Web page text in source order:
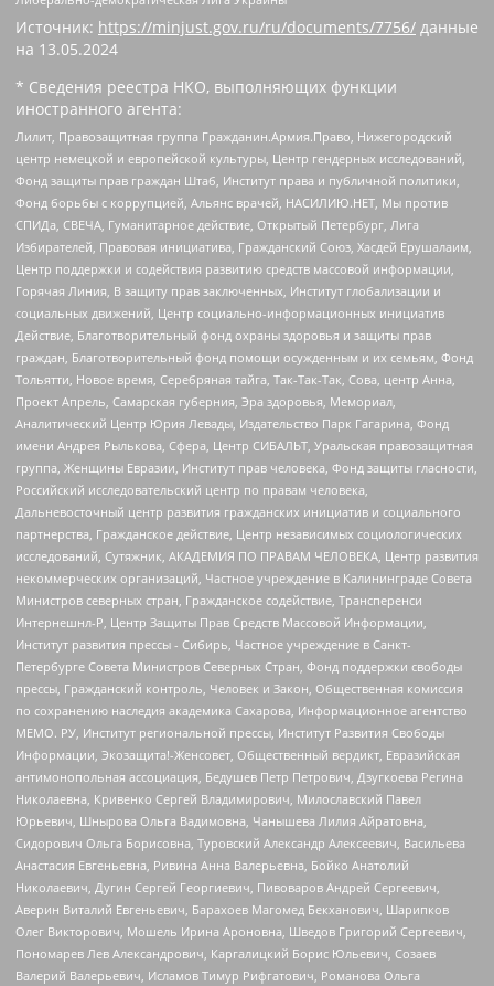
Источник: https://minjust.gov.ru/ru/documents/7756/ данные
на 13.05.2024
* Сведения реестра НКО, выполняющих функции
иностранного агента:
Лилит, Правозащитная группа Гражданин.Армия.Право, Нижегородский
центр немецкой и европейской культуры, Центр гендерных исследований,
Фонд защиты прав граждан Штаб, Институт права и публичной политики,
Фонд борьбы с коррупцией, Альянс врачей, НАСИЛИЮ.НЕТ, Мы против
СПИДа, СВЕЧА, Гуманитарное действие, Открытый Петербург, Лига
Избирателей, Правовая инициатива, Гражданский Союз, Хасдей Ерушалаим,
Центр поддержки и содействия развитию средств массовой информации,
Горячая Линия, В защиту прав заключенных, Институт глобализации и
социальных движений, Центр социально-информационных инициатив
Действие, Благотворительный фонд охраны здоровья и защиты прав
граждан, Благотворительный фонд помощи осужденным и их семьям, Фонд
Тольятти, Новое время, Серебряная тайга, Так-Так-Так, Сова, центр Анна,
Проект Апрель, Самарская губерния, Эра здоровья, Мемориал,
Аналитический Центр Юрия Левады, Издательство Парк Гагарина, Фонд
имени Андрея Рылькова, Сфера, Центр СИБАЛЬТ, Уральская правозащитная
группа, Женщины Евразии, Институт прав человека, Фонд защиты гласности,
Российский исследовательский центр по правам человека,
Дальневосточный центр развития гражданских инициатив и социального
партнерства, Гражданское действие, Центр независимых социологических
исследований, Сутяжник, АКАДЕМИЯ ПО ПРАВАМ ЧЕЛОВЕКА, Центр развития
некоммерческих организаций, Частное учреждение в Калининграде Совета
Министров северных стран, Гражданское содействие, Трансперенси
Интернешнл-Р, Центр Защиты Прав Средств Массовой Информации,
Институт развития прессы - Сибирь, Частное учреждение в Санкт-
Петербурге Совета Министров Северных Стран, Фонд поддержки свободы
прессы, Гражданский контроль, Человек и Закон, Общественная комиссия
по сохранению наследия академика Сахарова, Информационное агентство
МЕМО. РУ, Институт региональной прессы, Институт Развития Свободы
Информации, Экозащита!-Женсовет, Общественный вердикт, Евразийская
антимонопольная ассоциация, Бедушев Петр Петрович, Дзугкоева Регина
Николаевна, Кривенко Сергей Владимирович, Милославский Павел
Юрьевич, Шнырова Ольга Вадимовна, Чанышева Лилия Айратовна,
Сидорович Ольга Борисовна, Туровский Александр Алексеевич, Васильева
Анастасия Евгеньевна, Ривина Анна Валерьевна, Бойко Анатолий
Николаевич, Дугин Сергей Георгиевич, Пивоваров Андрей Сергеевич,
Аверин Виталий Евгеньевич, Барахоев Магомед Бекханович, Шарипков
Олег Викторович, Мошель Ирина Ароновна, Шведов Григорий Сергеевич,
Пономарев Лев Александрович, Каргалицкий Борис Юльевич, Созаев
Валерий Валерьевич, Исламов Тимур Рифгатович, Романова Ольга